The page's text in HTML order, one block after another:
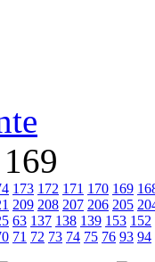
173 172 171 170 169
209 208 207 206 205
63 137 138 139 153 152
71 72 73 74 75 76 93 94